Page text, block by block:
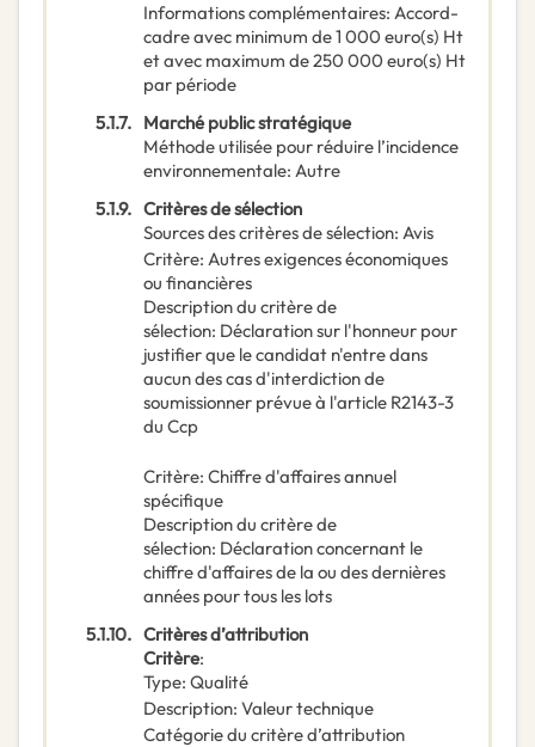
Informations complémentaires: Accord-
cadre avec minimum de 1 000 euro(s) Ht
et avec maximum de 250 000 euro(s) Ht
par période
5.1.7. Marché public stratégique
Méthode utilisée pour réduire l’incidence
environnementale: Autre
5.1.9. Critères de sélection
Sources des critères de sélection: Avis
Critère: Autres exigences économiques
ou financières
Description du critère de
sélection: Déclaration sur l'honneur pour
justifier que le candidat n'entre dans
aucun des cas d'interdiction de
soumissionner prévue à l'article R2143-3
du Ccp
Critère: Chiffre d'affaires annuel
spécifique
Description du critère de
sélection: Déclaration concernant le
chiffre d'affaires de la ou des dernières
années pour tous les lots
5.1.10. Critères d’attribution
Critère:
Type: Qualité
Description: Valeur technique
Catégorie du critère d’attribution